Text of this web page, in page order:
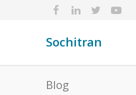
Sochitran
Blog